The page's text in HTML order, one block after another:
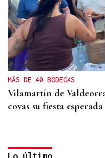
MÁS DE 40 BODEGAS
Vilamartín de
covas su fiesta esperada